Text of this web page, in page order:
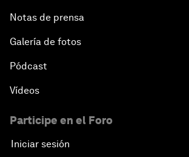
Notas de prensa
Galería de fotos
Pódcast
Vídeos
Participe en el Foro
Iniciar sesión